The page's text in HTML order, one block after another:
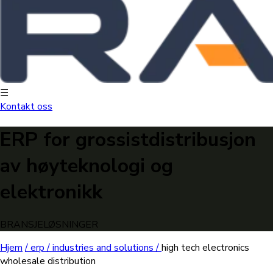
☰
Kontakt oss
ERP for grossistdistribusjon
av høyteknologi og
elektronikk
BRANSJELØSNINGER
Hjem /erp /industries and solutions /high tech electronics
wholesale distribution